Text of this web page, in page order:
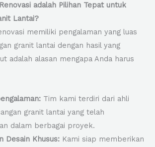
adalah Pilihan Tepat untuk
Lantai?
memiliki pengalaman yang luas
granit lantai dengan hasil yang
adalah alasan mengapa Anda harus
Tim kami terdiri dari ahli
granit lantai yang telah
dalam berbagai proyek.
Desain Khusus: Kami siap memberikan